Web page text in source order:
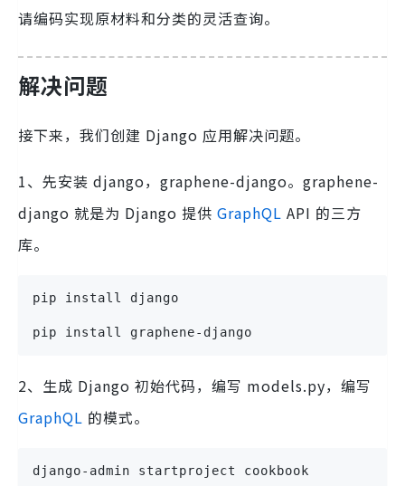
请编码实现原材料和分类的灵活查询。
解决问题
接下来，我们创建 Django 应用解决问题。
1、先安装 django，graphene-django。graphene-
django 就是为 Django 提供 GraphQL API 的三方
库。
pip install django
pip install graphene-django
2、生成 Django 初始代码，编写 models.py，编写
GraphQL 的模式。
django-admin startproject cookbook